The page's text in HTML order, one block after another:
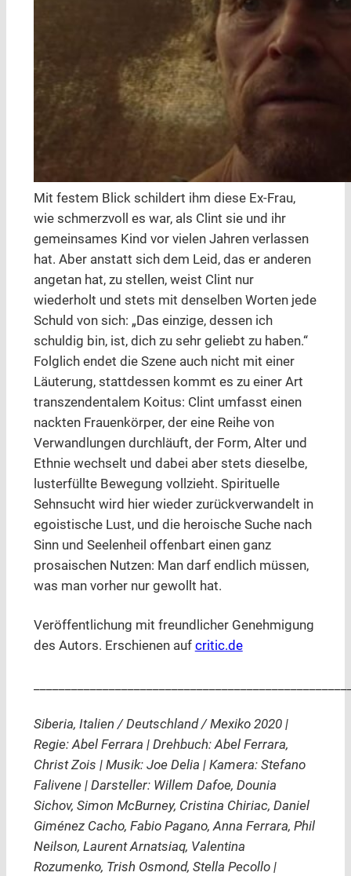
Mit festem Blick schildert ihm diese Ex-Frau,
wie schmerzvoll es war, als Clint sie und ihr
gemeinsames Kind vor vielen Jahren verlassen
hat. Aber anstatt sich dem Leid, das er anderen
angetan hat, zu stellen, weist Clint nur
wiederholt und stets mit denselben Worten jede
Schuld von sich: „Das einzige, dessen ich
schuldig bin, ist, dich zu sehr geliebt zu haben.“
Folglich endet die Szene auch nicht mit einer
Läuterung, stattdessen kommt es zu einer Art
transzendentalem Koitus: Clint umfasst einen
nackten Frauenkörper, der eine Reihe von
Verwandlungen durchläuft, der Form, Alter und
Ethnie wechselt und dabei aber stets dieselbe,
lusterfüllte Bewegung vollzieht. Spirituelle
Sehnsucht wird hier wieder zurückverwandelt in
egoistische Lust, und die heroische Suche nach
Sinn und Seelenheil offenbart einen ganz
prosaischen Nutzen: Man darf endlich müssen,
was man vorher nur gewollt hat.
Veröffentlichung mit freundlicher Genehmigung
des Autors. Erschienen auf critic.de
Siberia, Italien / Deutschland / Mexiko 2020 |
Regie: Abel Ferrara | Drehbuch: Abel Ferrara,
Christ Zois | Musik: Joe Delia | Kamera: Stefano
Falivene | Darsteller: Willem Dafoe, Dounia
Sichov, Simon McBurney, Cristina Chiriac, Daniel
Giménez Cacho, Fabio Pagano, Anna Ferrara, Phil
Neilson, Laurent Arnatsiaq, Valentina
Rozumenko, Trish Osmond, Stella Pecollo |